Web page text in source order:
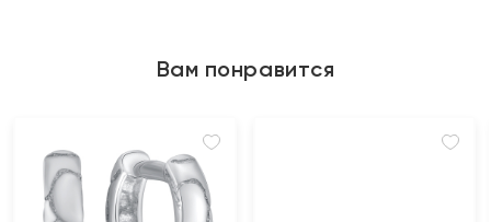
Вам понравится